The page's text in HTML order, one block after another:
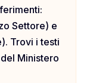
Settore) e
Trovi i testi
Ministero